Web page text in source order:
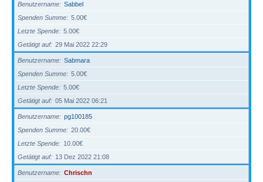
Benutzername
Sabbel
Spenden Summe
5.00€
Letzte Spende
5.00€
Getätigt auf
29 Mai 2022 22:29
Benutzername
Sabmara
Spenden Summe
5.00€
Letzte Spende
5.00€
Getätigt auf
05 Mai 2022 06:21
Benutzername
pg100185
Spenden Summe
20.00€
Letzte Spende
10.00€
Getätigt auf
13 Dez 2022 21:08
Benutzername
Chrischn